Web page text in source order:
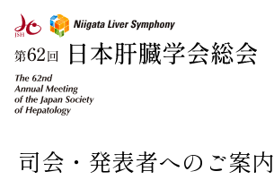
司会・発表者へのご案内